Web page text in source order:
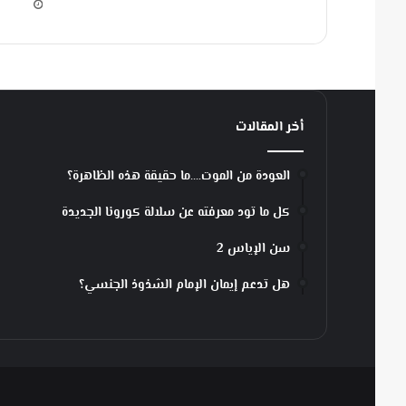
م
ا
م
أخر المقالات
العودة من الموت….ما حقيقة هذه الظاهرة؟
كل ما تود معرفته عن سلالة كورونا الجديدة
سن الإياس 2
هل تدعم إيمان الإمام الشذوذ الجنسي؟